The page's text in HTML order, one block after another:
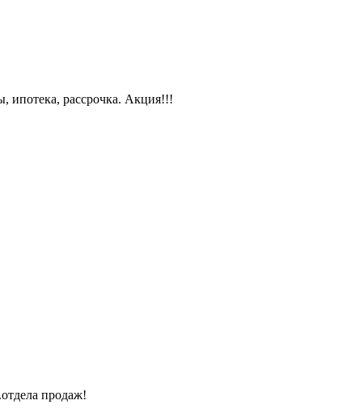
ипотека, рассрочка. Акция!!!
продаж!